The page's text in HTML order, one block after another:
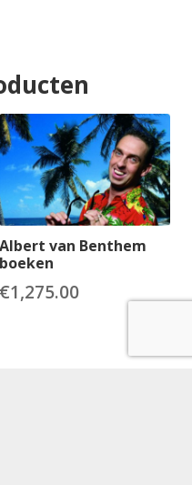
Albert van Benthem
boeken
€1,275.00